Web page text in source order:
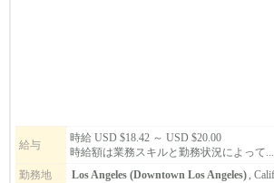
🌟フルタイムはバケーションや医療、歯科保
給与
時給 USD $18.42 ～ USD $20.00
時給額は業務スキルと勤務状況によって...
勤務地
Los Angeles (Downtown Los Angeles),